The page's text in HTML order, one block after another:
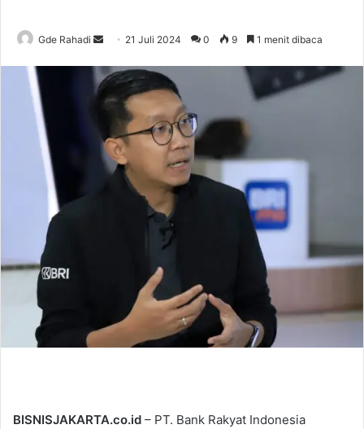
Gde Rahadi
n
d
n
e
m
21 Juli 2024 0 9 1 menit dibaca
BISNISJAKARTA.co.id – PT. Bank Rakyat Indonesia